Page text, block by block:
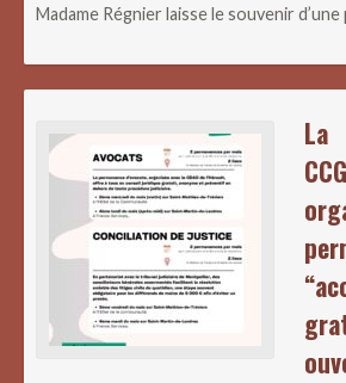
Madame Régnier laisse le souvenir
La